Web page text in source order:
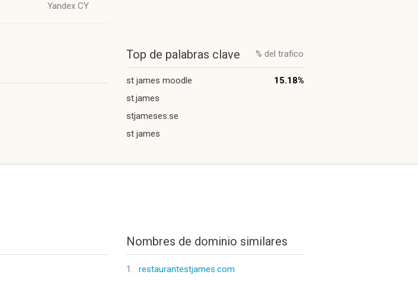
Yandex CY
Top de palabras clave % del trafico
st james moodle
15.18%
st.james
stjameses.se
st james
Nombres de dominio similares
1.
restaurantestjames.com